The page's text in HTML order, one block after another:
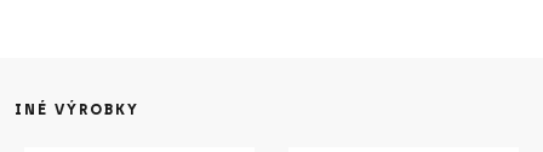
INÉ VÝROBKY